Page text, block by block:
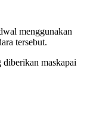
menggunakan
tersebut.
maskapai